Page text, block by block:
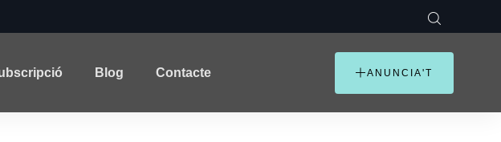
Blog Contacte ANUNCIA'T